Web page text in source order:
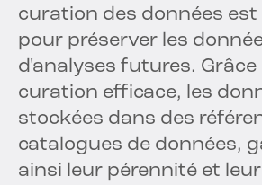
curation des données est
pour préserver les
d'analyses futures. Grâce
curation efficace, les
stockées dans des
catalogues de données,
ainsi leur pérennité et leur